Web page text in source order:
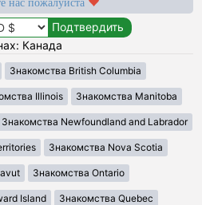
нас пожалуйста
Канада
Знакомства British Columbia
Illinois Знакомства Manitoba
Знакомства Newfoundland and Labrador
Знакомства Nova Scotia
Знакомства Ontario
Island Знакомства Quebec